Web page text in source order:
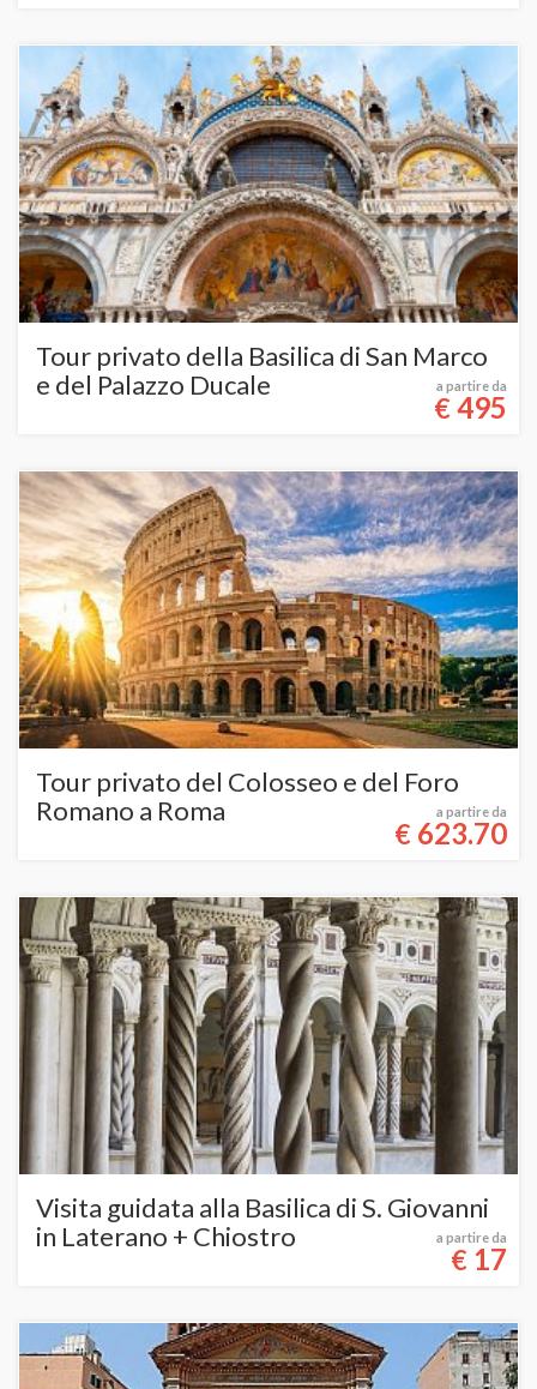
Tour privato della Basilica di San Marco
e del Palazzo Ducale
a partire da
€495
Tour privato del Colosseo e del Foro
Romano a Roma
a partire da
€ 623.70
Visita guidata alla Basilica di S. Giovanni
in Laterano + Chiostro
a partire da
€ 17